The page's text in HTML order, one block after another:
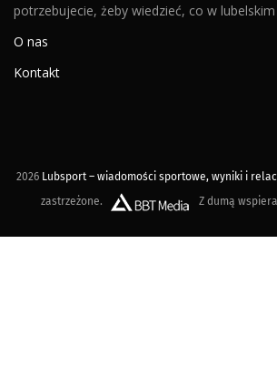
potrzebujecie, żeby wiedzieć, co w
O nas
Kontakt
2026 Lubsport – wiadomości sportowe, wyniki i
zastrzeżone.
Z dumą